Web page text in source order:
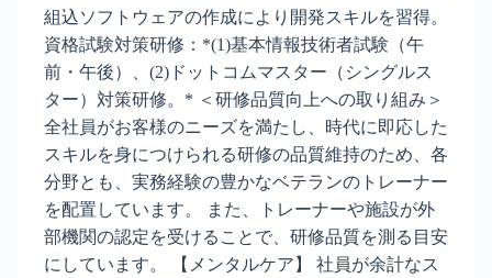
組込ソフトウェアの作成により開発スキルを習得。
資格試験対策研修：*(1)基本情報技術者試験（午
前・午後）、(2)ドットコムマスター（シングルス
ター）対策研修。* ＜研修品質向上への取り組み＞
全社員がお客様のニーズを満たし、時代に即応した
スキルを身につけられる研修の品質維持のため、各
分野とも、実務経験の豊かなベテランのトレーナー
を配置しています。 また、トレーナーや施設が外
部機関の認定を受けることで、研修品質を測る目安
にしています。 【メンタルケア】 社員が余計なス